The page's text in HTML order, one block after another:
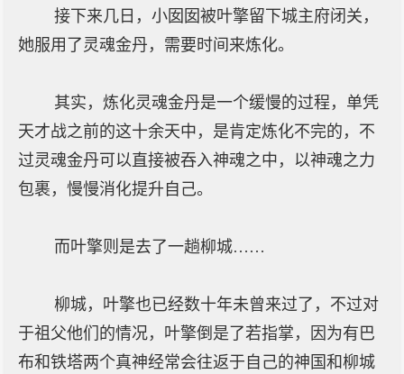
接下来几日，小囡囡被叶擎留下城主府闭关，
她服用了灵魂金丹，需要时间来炼化。
其实，炼化灵魂金丹是一个缓慢的过程，单凭
天才战之前的这十余天中，是肯定炼化不完的，不
过灵魂金丹可以直接被吞入神魂之中，以神魂之力
包裹，慢慢消化提升自己。
而叶擎则是去了一趟柳城……
柳城，叶擎也已经数十年未曾来过了，不过对
于祖父他们的情况，叶擎倒是了若指掌，因为有巴
布和铁塔两个真神经常会往返于自己的神国和柳城